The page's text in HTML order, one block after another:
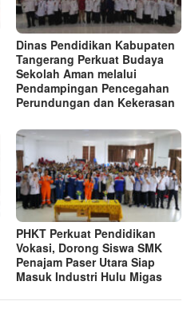
Dinas Pendidikan Kabupaten
Tangerang Perkuat Budaya
Sekolah Aman melalui
Pendampingan Pencegahan
Perundungan dan Kekerasan
PHKT Perkuat Pendidikan
Vokasi, Dorong Siswa SMK
Penajam Paser Utara Siap
Masuk Industri Hulu Migas